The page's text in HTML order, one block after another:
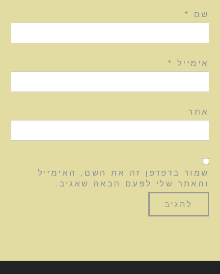
שם *
אימייל *
אתר
שמור בדפדפן זה את השם, האימייל
והאתר שלי לפעם הבאה שאגיב.